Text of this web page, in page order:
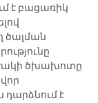
է բացառիկ
ծալման
ծխախոտը
դարձնում է